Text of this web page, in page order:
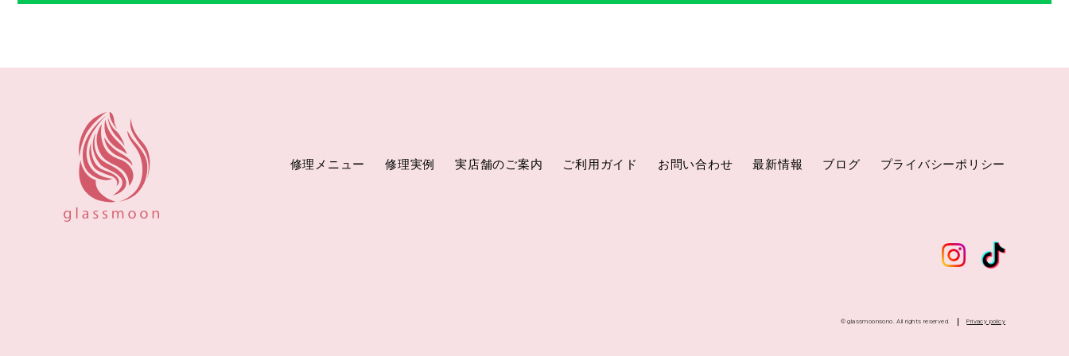
修理メニュー 修理実例 実店舗のご案内 ご利用ガイド お問い合わせ 最新情報 ブログ プライバシーポリシー
© glassmoonsono. All rights reserved. Privacy policy